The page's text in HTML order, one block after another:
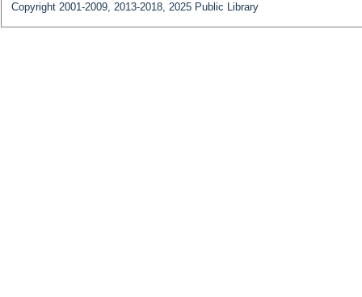
Copyright 2001-2009, 2013-2018, 2025 Public Library